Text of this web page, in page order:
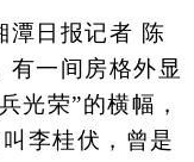
日报记者 陈
有一间房格外显
光荣”的横幅，
李桂伏，曾是